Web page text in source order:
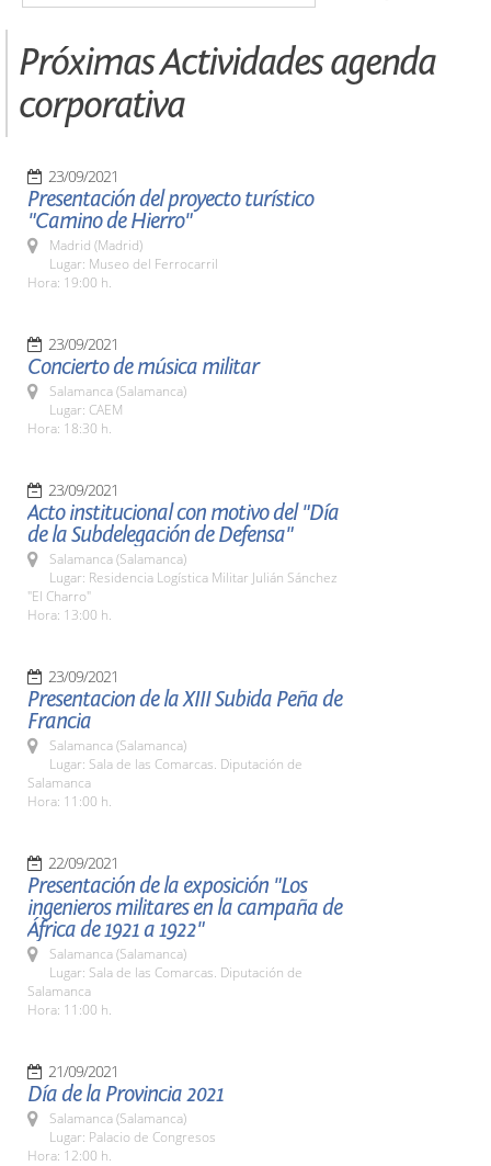
Próximas Actividades agenda
corporativa
23/09/2021
Presentación del proyecto turístico
"Camino de Hierro"
Madrid (Madrid)
Lugar: Museo del Ferrocarril
Hora: 19:00 h.
23/09/2021
Concierto de música militar
Salamanca (Salamanca)
Lugar: CAEM
Hora: 18:30 h.
23/09/2021
Acto institucional con motivo del "Día
de la Subdelegación de Defensa"
Salamanca (Salamanca)
Lugar: Residencia Logística Militar Julián Sánchez
"El Charro"
Hora: 13:00 h.
23/09/2021
Presentacion de la XIII Subida Peña de
Francia
Salamanca (Salamanca)
Lugar: Sala de las Comarcas. Diputación de
Salamanca
Hora: 11:00 h.
22/09/2021
Presentación de la exposición "Los
ingenieros militares en la campaña de
África de 1921 a 1922"
Salamanca (Salamanca)
Lugar: Sala de las Comarcas. Diputación de
Salamanca
Hora: 11:00 h.
21/09/2021
Día de la Provincia 2021
Salamanca (Salamanca)
Lugar: Palacio de Congresos
Hora: 12:00 h.